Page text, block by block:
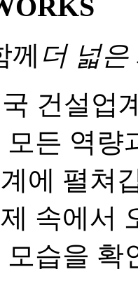
께 더 넓은
건설업
든 역
에 펼쳐
속에서
모습을 확